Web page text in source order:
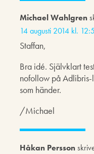
Michael Wahlgren
14 augusti 2014 kl.
Staffan,
Bra idé. Självklart
nofollow på Adlibris-
som händer.
/Michael
Håkan Persson